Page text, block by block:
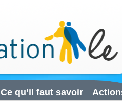
Ce qu’il faut savoir